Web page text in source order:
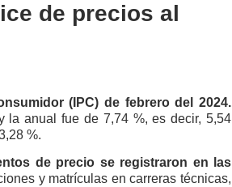
de precios al
(IPC) de febrero del 2024.
la anual fue de 7,74 %, es decir, 5,54
%.
de precio se registraron en las
y matrículas en carreras técnicas,